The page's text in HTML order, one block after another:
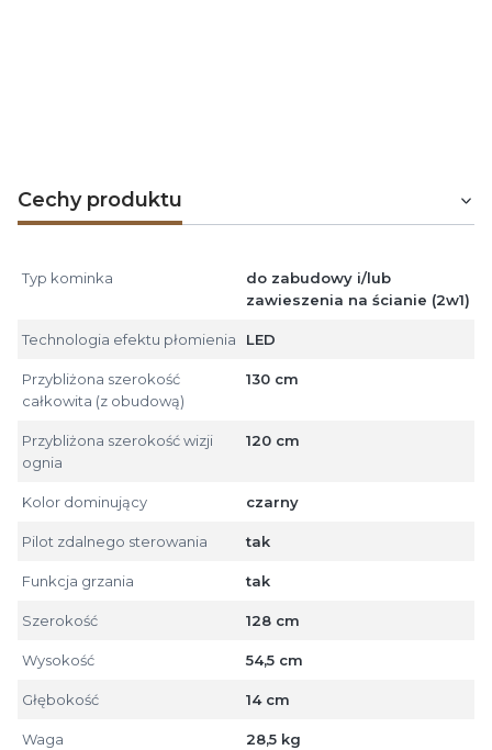
Cechy produktu
Typ kominka
do zabudowy i/lub
zawieszenia na ścianie (2w1)
Technologia efektu płomienia LED
Przybliżona szerokość
całkowita (z obudową)
130 cm
Przybliżona szerokość wizji
ognia
120 cm
Kolor dominujący czarny
Pilot zdalnego sterowania tak
Funkcja grzania tak
Szerokość 128 cm
Wysokość 54,5 cm
Głębokość 14 cm
Waga 28,5 kg